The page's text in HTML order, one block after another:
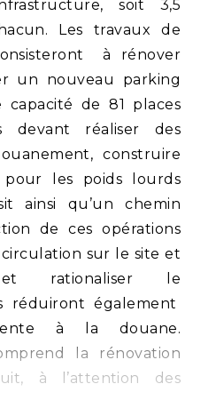
soit 3,5
Les travaux de
à rénover
un nouveau parking
capacité de 81 places
devant réaliser des
construire
les poids lourds
ainsi qu’un chemin
de ces opérations
sur le site et
rationaliser le
réduiront également
à la douane.
la rénovation
à l’attention des